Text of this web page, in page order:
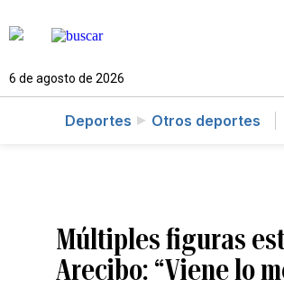
6 de agosto de 2026
Deportes Otros deportes
Múltiples figuras
Arecibo: “Viene lo